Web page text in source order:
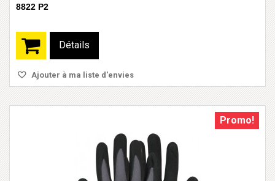
8822 P2
Détails
Ajouter à ma liste d'envies
Promo!